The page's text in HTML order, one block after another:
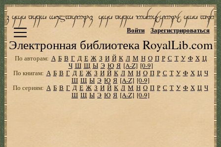
Электронная библиотека RoyalLib.com
Войти Зарегистрироваться
По авторам: А Б В Г Д Е Ж З И Й К Л М Н О П Р С Т У Ф Х Ц
Ч Ш Щ Ы Э Ю Я [A-Z] [0-9]
По книгам: А Б В Г Д Е Ж З И Й К Л М Н О П Р С Т У Ф Х Ц Ч
Ш Щ Ы Э Ю Я [A-Z] [0-9]
По сериям: А Б В Г Д Е Ж З И Й К Л М Н О П Р С Т У Ф Х Ц Ч
Ш Щ Ы Э Ю Я [A-Z] [0-9]